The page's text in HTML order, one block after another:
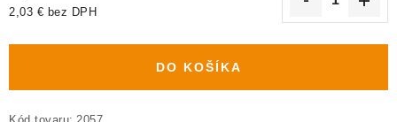
2,03 € bez DPH
DO KOŠÍKA